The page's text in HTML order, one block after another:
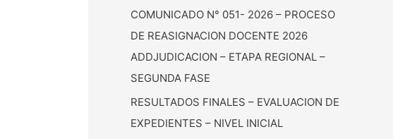
COMUNICADO N° 051- 2026 – PROCESO
DE REASIGNACION DOCENTE 2026
ADDJUDICACION – ETAPA REGIONAL –
SEGUNDA FASE
RESULTADOS FINALES – EVALUACION DE
EXPEDIENTES – NIVEL INICIAL